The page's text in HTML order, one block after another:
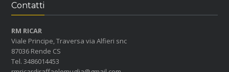
Contatti
RM RICAR
Viale Principe, Traversa via Alfieri snc
87036 Rende CS
Tel. 3486014453